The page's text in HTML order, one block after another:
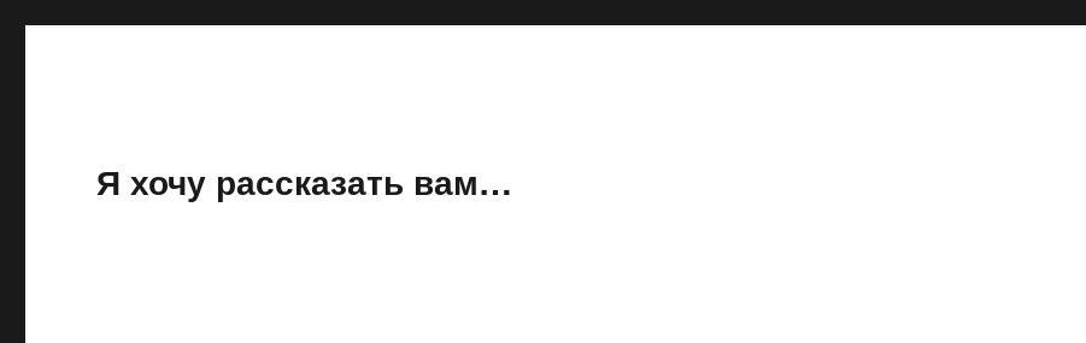
Я хочу рассказать вам…